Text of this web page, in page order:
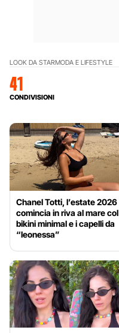
LOOK DA STARMODA E LIFESTYLE
41
CONDIVISIONI
Chanel Totti, l’estate 2026
comincia in riva al mare col
bikini minimal e i capelli da
“leonessa”